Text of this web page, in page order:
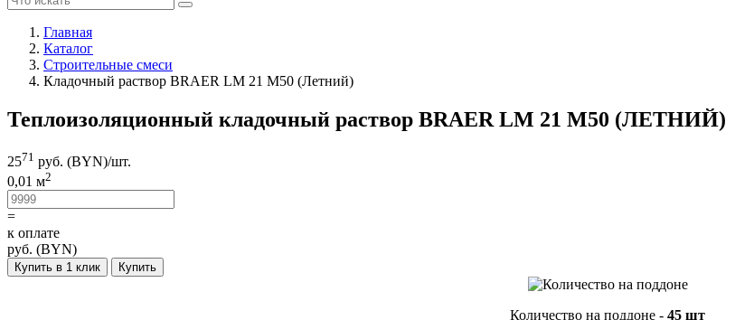
Главная
Каталог
Строительные смеси
Кладочный раствор BRAER LM 21 М50 (Летний)
Теплоизоляционный кладочный раствор BRAER LM 21 М50 (ЛЕТНИЙ)
2571 руб. (BYN)/шт.
0,01 м2
=
к оплате
руб. (BYN)
Купить в 1 клик Купить
Количество на поддоне - 45 шт